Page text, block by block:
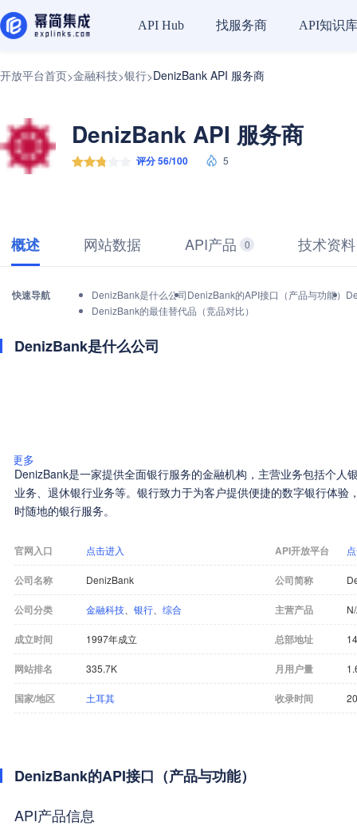
API Hub 找服务商 API知识库
开放平台首页>金融科技>银行>DenizBank API 服务商
DenizBank API 服务商
评分 56/100 5
概述 网站数据 API产品 0 技术资料
快速导航 DenizBank是什么公司DenizBank的API接口（产品与功能）
DenizBank的最佳替代品（竞品对比）
DenizBank是什么公司
更多
DenizBank是一家提供全面银行服务的金融机构，主营业务包括个人
业务、退休银行业务等。银行致力于为客户提供便捷的数字银行体验
时随地的银行服务。
官网入口 点击进入 API开放平台
公司名称 DenizBank 公司简称
公司分类 金融科技 银行 综合 主营产品
成立时间 1997年成立 总部地址
网站排名 335.7K 月用户量
国家/地区 土耳其 收录时间
DenizBank的API接口（产品与功能）
API产品信息